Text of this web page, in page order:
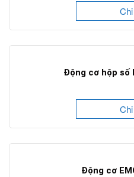
Động cơ hộp số
Động cơ